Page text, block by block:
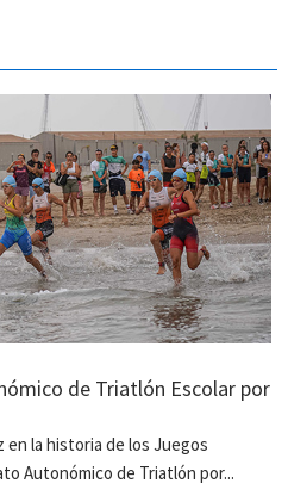
de Triatlón Escolar por
la historia de los Juegos
Autonómico de Triatlón por...